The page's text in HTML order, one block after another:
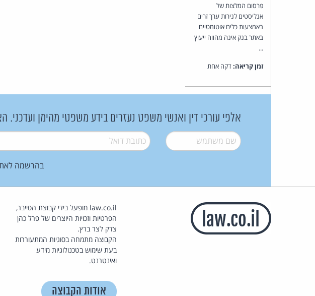
פרסום המלצות של
אנליסטים לנירות ערך זרים
באמצעות כלים אוטומטיים
באתר בנק אינה מהווה ייעוץ
...
זמן קריאה:דקה אחת
אלפי עורכי דין ואנשי משפט נעזרים בידע משפטי מהימן
שם משתמש* דואל*
בהרשמה
law.co.il מופעל בידי קבוצת הסייבר,
הפרטיות וזכויות היוצרים של פרל כהן
צדק לצר ברץ.
הקבוצה מתמחה בסוגיות המתעוררות
בעת שימוש בטכנולוגיות מידע
ואינטרנט.
אודות הקבוצה